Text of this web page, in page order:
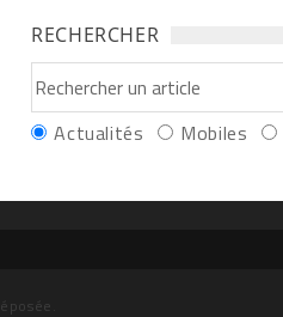
RECHERCHER
Actualités Mobiles